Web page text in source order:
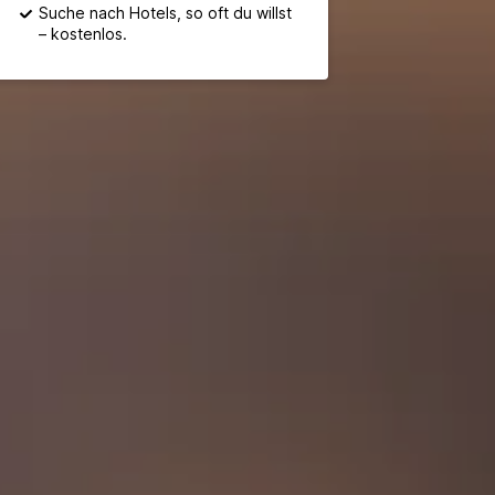
Suche nach Hotels, so oft du willst
– kostenlos.